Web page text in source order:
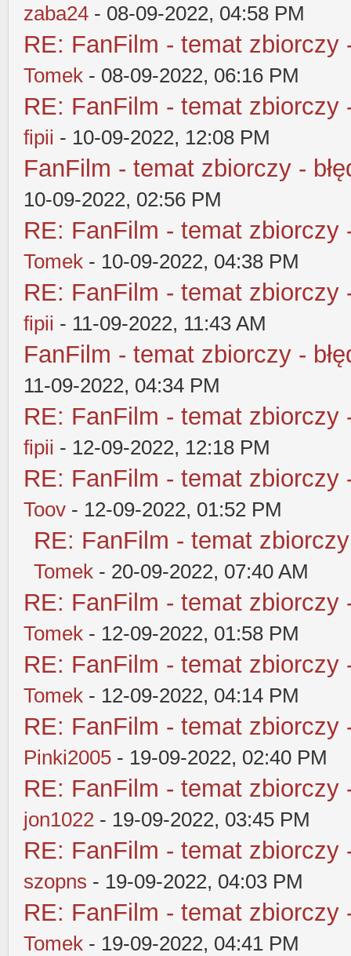
zaba24 - 08-09-2022, 04:58 PM
RE: FanFilm - temat zbiorczy
Tomek - 08-09-2022, 06:16 PM
RE: FanFilm - temat zbiorczy
fipii - 10-09-2022, 12:08 PM
FanFilm - temat zbiorczy -
10-09-2022, 02:56 PM
RE: FanFilm - temat zbiorczy
Tomek - 10-09-2022, 04:38 PM
RE: FanFilm - temat zbiorczy
fipii - 11-09-2022, 11:43 AM
FanFilm - temat zbiorczy -
11-09-2022, 04:34 PM
RE: FanFilm - temat zbiorczy
fipii - 12-09-2022, 12:18 PM
RE: FanFilm - temat zbiorczy
Toov - 12-09-2022, 01:52 PM
RE: FanFilm - temat
Tomek - 20-09-2022, 07:40 AM
RE: FanFilm - temat zbiorczy
Tomek - 12-09-2022, 01:58 PM
RE: FanFilm - temat zbiorczy
Tomek - 12-09-2022, 04:14 PM
RE: FanFilm - temat zbiorczy
Pinki2005 - 19-09-2022, 02:40 PM
RE: FanFilm - temat zbiorczy
jon1022 - 19-09-2022, 03:45 PM
RE: FanFilm - temat zbiorczy
szopns - 19-09-2022, 04:03 PM
RE: FanFilm - temat zbiorczy
Tomek - 19-09-2022, 04:41 PM